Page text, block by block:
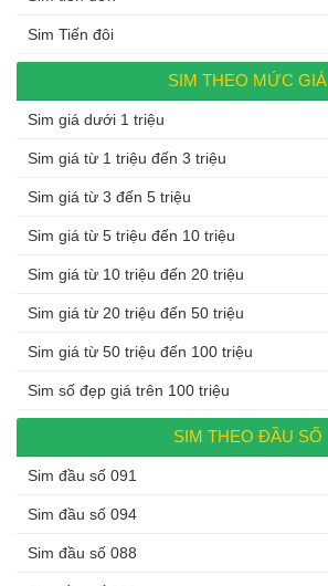
Sim Tiến đôi
SIM THEO MỨC GIÁ
Sim giá dưới 1 triệu
Sim giá từ 1 triệu đến 3 triệu
Sim giá từ 3 đến 5 triệu
Sim giá từ 5 triệu đến 10 triệu
Sim giá từ 10 triệu đến 20 triệu
Sim giá từ 20 triệu đến 50 triệu
Sim giá từ 50 triệu đến 100 triệu
Sim số đẹp giá trên 100 triệu
SIM THEO ĐẦU SỐ
Sim đầu số 091
Sim đầu số 094
Sim đầu số 088